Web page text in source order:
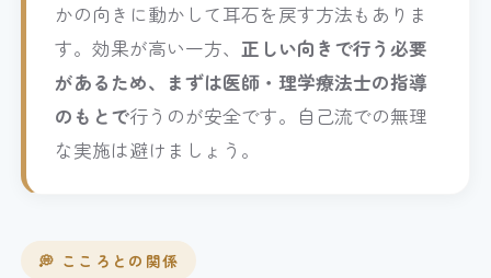
かの向きに動かして耳石を戻す方法もありま
す。効果が高い一方、 正しい向きで行う必要
があるため、まずは医師・理学療法士の指導
のもとで行うのが安全です。自己流での無理
な実施は避けましょう。
💭 こころとの関係